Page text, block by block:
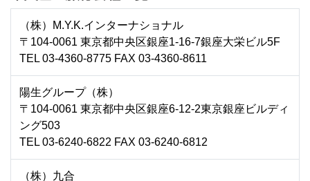
（株）M.Y.K.インターナショナル
〒104-0061 東京都中央区銀座1-16-7銀座大栄ビル5F
TEL 03-4360-8775 FAX 03-4360-8611
陽生グループ（株）
〒104-0061 東京都中央区銀座6-12-2東京銀座ビルディ
ング503
TEL 03-6240-6822 FAX 03-6240-6812
（株）九合